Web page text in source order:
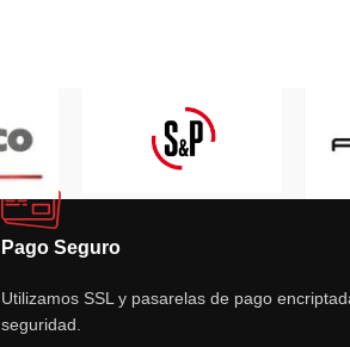
Pago Seguro
Utilizamos SSL y pasarelas de pago
seguridad.